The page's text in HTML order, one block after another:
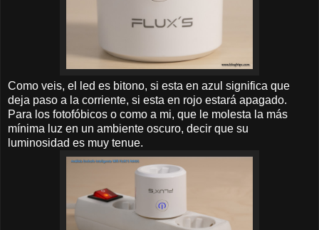
Como veis, el led es bitono, si esta en azul significa que
deja paso a la corriente, si esta en rojo estará apagado.
Para los fotofóbicos o como a mi, que le molesta la más
mínima luz en un ambiente oscuro, decir que su
luminosidad es muy tenue.